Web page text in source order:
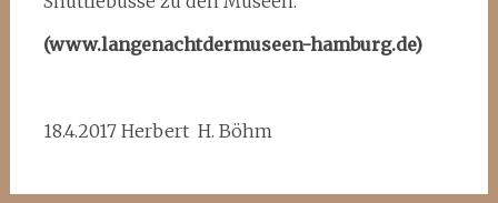
(www.langenachtdermuseen-hamburg.de)
18.4.2017 Herbert H. Böhm